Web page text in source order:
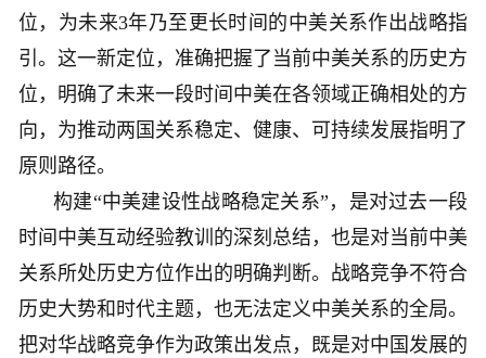
位，为未来3年乃至更长时间的中美关系作出战略指
引。这一新定位，准确把握了当前中美关系的历史方
位，明确了未来一段时间中美在各领域正确相处的方
向，为推动两国关系稳定、健康、可持续发展指明了
原则路径。
构建“中美建设性战略稳定关系”，是对过去一段
时间中美互动经验教训的深刻总结，也是对当前中美
关系所处历史方位作出的明确判断。战略竞争不符合
历史大势和时代主题，也无法定义中美关系的全局。
把对华战略竞争作为政策出发点，既是对中国发展的